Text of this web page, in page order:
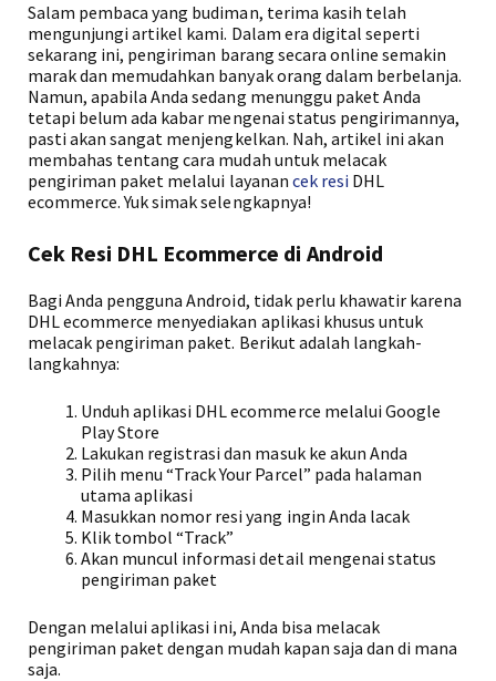
Salam pembaca yang budiman, terima kasih telah
mengunjungi artikel kami. Dalam era digital seperti
sekarang ini, pengiriman barang secara online semakin
marak dan memudahkan banyak orang dalam berbelanja.
Namun, apabila Anda sedang menunggu paket Anda
tetapi belum ada kabar mengenai status pengirimannya,
pasti akan sangat menjengkelkan. Nah, artikel ini akan
membahas tentang cara mudah untuk melacak
pengiriman paket melalui layanan cek resi DHL
ecommerce. Yuk simak selengkapnya!
Cek Resi DHL Ecommerce di Android
Bagi Anda pengguna Android, tidak perlu khawatir karena
DHL ecommerce menyediakan aplikasi khusus untuk
melacak pengiriman paket. Berikut adalah langkah-
langkahnya:
Unduh aplikasi DHL ecommerce melalui Google
Play Store
Lakukan registrasi dan masuk ke akun Anda
Pilih menu “Track Your Parcel” pada halaman
utama aplikasi
Masukkan nomor resi yang ingin Anda lacak
Klik tombol “Track”
Akan muncul informasi detail mengenai status
pengiriman paket
Dengan melalui aplikasi ini, Anda bisa melacak
pengiriman paket dengan mudah kapan saja dan di mana
saja.